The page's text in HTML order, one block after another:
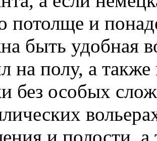
потолще и
быть удобная
на полу, а
без особых
и полости, а